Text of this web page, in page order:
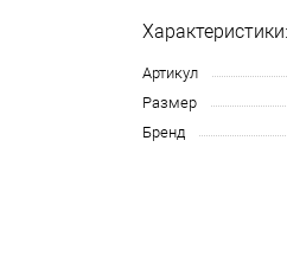
Характеристики:
Артикул
Размер
Бренд